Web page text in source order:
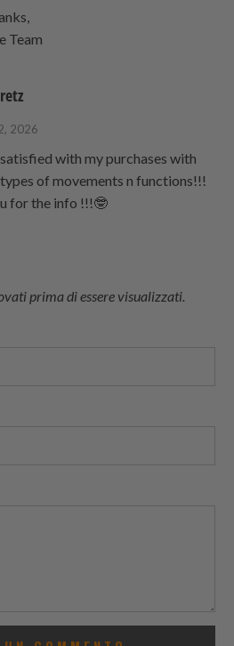
Team
2026
with my purchases with
of movements n functions!!!
for the info !!!🤓
prima di essere visualizzati.